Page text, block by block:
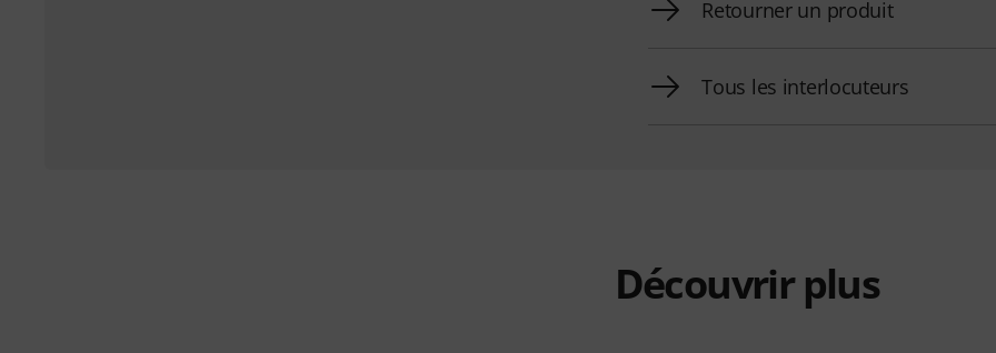
Retourner un produit
Tous les interlocuteurs
Découvrir plus